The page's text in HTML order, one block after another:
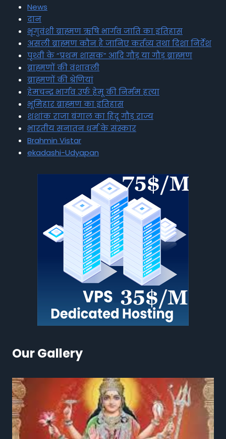
News
दान
भृगुवंशी ब्राह्मण ऋषि भार्गव जाति का इतिहास
असली ब्राह्मण कौन है जानिए कर्तव्य तथा दिशा निर्देश
पृथ्वी के “प्रथम शासक” आदि गौड़ या गौड़ ब्राह्मण
ब्राह्मणों की वंशावली
ब्राह्मणों की श्रेणियां
हेमचन्द्र भार्गव उर्फ हेमू की निर्मम हत्या
भूमिहार ब्राह्मण का इतिहास
शशांक राजा बंगाल का हिंदू गौड़ राज्य
भारतीय सनातन धर्म के संस्कार
Brahmin Vistar
ekadashi-Udyapan
Our Gallery